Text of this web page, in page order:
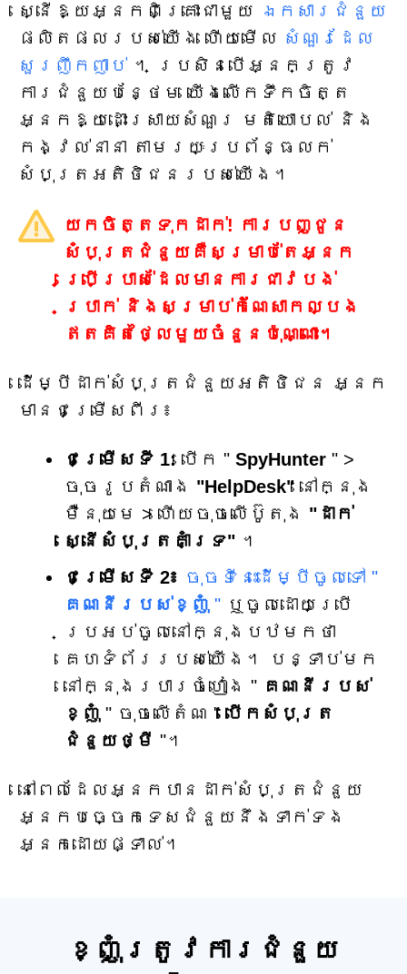
ស្នើឱ្យអ្នកពិគ្រោះជាមួយ ឯកសារជំនួយ
ផលិតផលរបស់យើង ហើយមើល សំណួរដែល
សួរញឹកញាប់ ។ ប្រសិនបើអ្នកត្រូវ
ការជំនួយបន្ថែម យើងលើកទឹកចិត្ត
អ្នកឱ្យដោះស្រាយសំណួរ មតិយោបល់ និង
កង្វល់នានា តាមរយៈប្រព័ន្ធលក់
សំបុត្រអតិថិជនរបស់យើង។
យកចិត្តទុកដាក់! ការបញ្ជូន
សំបុត្រជំនួយគឺសម្រាប់តែអ្នក
ប្រើប្រាស់ដែលមានការជាវបង់
ប្រាក់ និងសម្រាប់កំណែសាកល្បង
ឥតគិតថ្លៃមួយចំនួនប៉ុណ្ណោះ។
ដើម្បីដាក់សំបុត្រជំនួយអតិថិជន អ្នក
មានជម្រើសពីរ៖
ជម្រើសទី 1: បើក " SpyHunter " >
ចុចរូបតំណាង "HelpDesk" នៅក្នុង
ម៉ឺនុយមេ > ហើយចុចលើប៊ូតុង "ដាក់
ស្នើសំបុត្រគាំទ្រ" ។
ជម្រើសទី 2៖ ចុចទីនេះដើម្បីចូលទៅ "
គណនីរបស់ខ្ញុំ" ឬចូលដោយប្រើ
ប្រអប់ចូលនៅក្នុងបឋមកថា
គេហទំព័ររបស់យើង។ បន្ទាប់មក
នៅក្នុងរបារចំហៀង " គណនីរបស់
ខ្ញុំ" ចុចលើតំណ " បើកសំបុត្រ
ជំនួយថ្មី "។
នៅពេលដែលអ្នកបានដាក់សំបុត្រជំនួយ
អ្នកបច្ចេកទេសជំនួយនឹងទាក់ទង
អ្នកដោយផ្ទាល់។
ខ្ញុំត្រូវការជំនួយ